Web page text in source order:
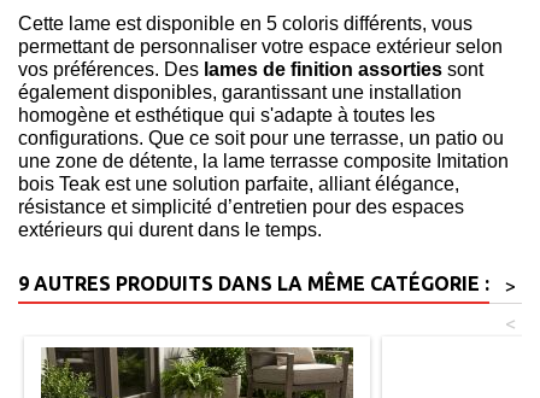
Cette lame est disponible en 5 coloris différents, vous
permettant de personnaliser votre espace extérieur selon
vos préférences. Des lames de finition assorties sont
également disponibles, garantissant une installation
homogène et esthétique qui s'adapte à toutes les
configurations. Que ce soit pour une terrasse, un patio ou
une zone de détente, la lame terrasse composite Imitation
bois Teak est une solution parfaite, alliant élégance,
résistance et simplicité d’entretien pour des espaces
extérieurs qui durent dans le temps.
9 AUTRES PRODUITS DANS LA MÊME CATÉGORIE :
>
<